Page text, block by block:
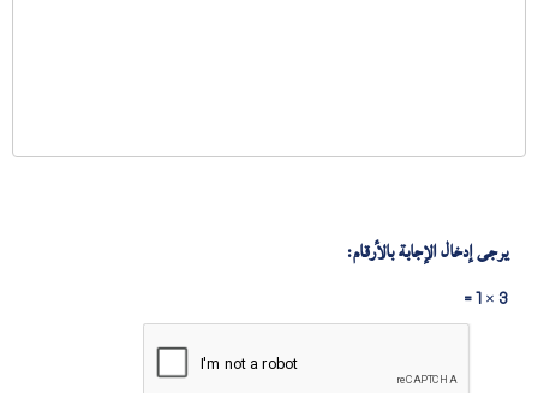
يرجى إدخال الإجابة بالأرقام:
3 × 1 =